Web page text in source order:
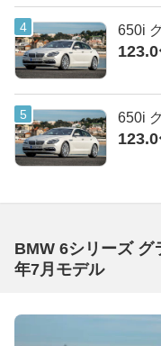
650i
650i
BMW 6シリーズ グ
年7月モデル